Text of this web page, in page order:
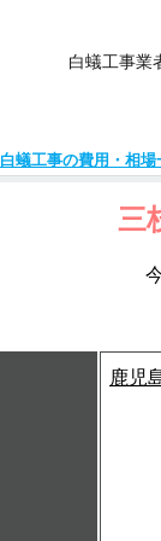
白蟻工事業
白蟻工事の費用・相場
三
鹿児